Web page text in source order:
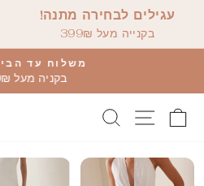
עגילים לבחירה מתנה!
בקנייה מעל 399₪
משלוח עד
בקניה מעל 300₪